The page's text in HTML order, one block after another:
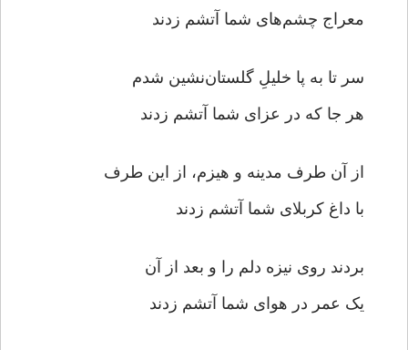
معراج چشم‌های شما آتشم زدند
سر تا به پا خلیلِ گلستان‌نشین شدم
هر جا که در عزای شما آتشم زدند
از آن طرف مدینه و هیزم، از این طرف
با داغ کربلای شما آتشم زدند
بردند روی نیزه دلم را و بعد از آن
یک عمر در هوای شما آتشم زدند